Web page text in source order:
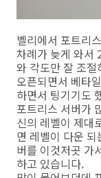
벨리에서 포트리
차례가 늦게 와서
와 각도만 잘 조
오픈되면서 베타
하면서 팅기기도
포트리스 서버가
신의 레벨이 제대
면 레벨이 다운
버를 이것저곳 가
하고 있습니다.